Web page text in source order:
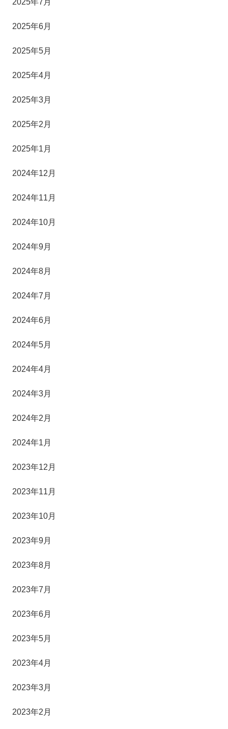
2025年7月
2025年6月
2025年5月
2025年4月
2025年3月
2025年2月
2025年1月
2024年12月
2024年11月
2024年10月
2024年9月
2024年8月
2024年7月
2024年6月
2024年5月
2024年4月
2024年3月
2024年2月
2024年1月
2023年12月
2023年11月
2023年10月
2023年9月
2023年8月
2023年7月
2023年6月
2023年5月
2023年4月
2023年3月
2023年2月